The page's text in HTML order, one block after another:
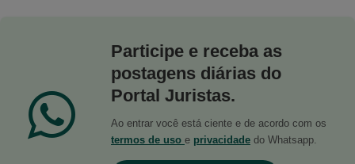
Participe e receba as
postagens diárias do
Portal Juristas.
Ao entrar você está ciente e de acordo com os
termos de uso e privacidade do Whatsapp.